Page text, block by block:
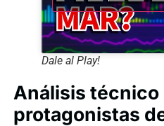
Dale al Play!
Análisis técnico
protagonistas